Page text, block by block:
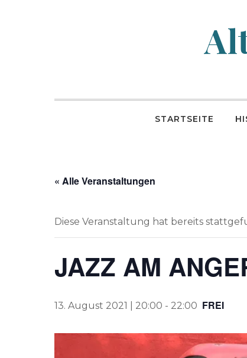
STARTSEITE
« Alle Veranstaltungen
Diese Veranstaltung hat bereits
JAZZ AM
13. August 2021 | 20:00 - 22:00 FREI